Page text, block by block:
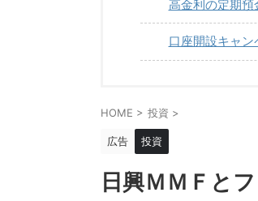
高金利の定期預
口座開設キャン
HOME > 投資 >
広告 投資
日興ＭＭＦと